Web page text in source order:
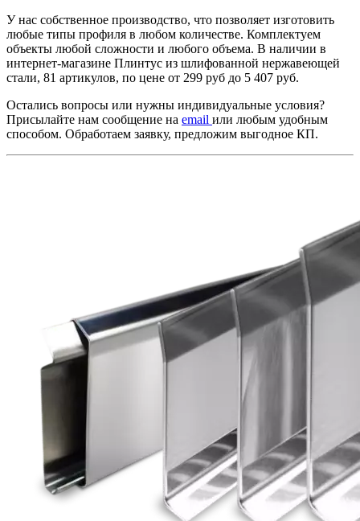
У нас собственное производство, что позволяет изготовить
любые типы профиля в любом количестве. Комплектуем
объекты любой сложности и любого объема. В наличии в
интернет-магазине Плинтус из шлифованной нержавеющей
стали, 81 артикулов, по цене от 299 руб до 5 407 руб.
Остались вопросы или нужны индивидуальные условия?
Присылайте нам сообщение на email или любым удобным
способом. Обработаем заявку, предложим выгодное КП.